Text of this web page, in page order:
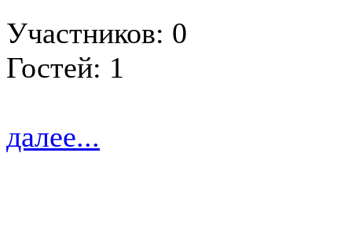
Участников: 0
Гостей: 1
далее...